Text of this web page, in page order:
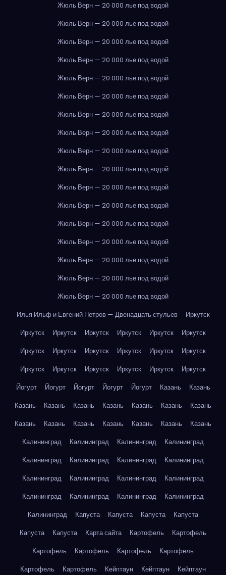
Жюль Верн — 20 000 лье под водой
Жюль Верн — 20 000 лье под водой
Жюль Верн — 20 000 лье под водой
Жюль Верн — 20 000 лье под водой
Жюль Верн — 20 000 лье под водой
Жюль Верн — 20 000 лье под водой
Жюль Верн — 20 000 лье под водой
Жюль Верн — 20 000 лье под водой
Жюль Верн — 20 000 лье под водой
Жюль Верн — 20 000 лье под водой
Жюль Верн — 20 000 лье под водой
Жюль Верн — 20 000 лье под водой
Жюль Верн — 20 000 лье под водой
Жюль Верн — 20 000 лье под водой
Жюль Верн — 20 000 лье под водой
Жюль Верн — 20 000 лье под водой
Жюль Верн — 20 000 лье под водой
Илья Ильф и Евгений Петров — Двенадцать стульев
Иркутск
Иркутск
Иркутск Иркутск Иркутск Иркутск
Иркутск
Иркутск
Иркутск Иркутск Иркутск Иркутск
Иркутск
Иркутск
Иркутск Иркутск Иркутск Иркутск
Иркутск
Йогурт
Йогурт Йогурт Йогурт Йогурт Казань
Казань
Казань
Казань Казань Казань Казань Казань
Казань
Казань
Казань Казань Казань Казань Казань
Казань
Калининград
Калининград Калининград
Калининград
Калининград
Калининград Калининград
Калининград
Калининград
Калининград Калининград
Калининград
Калининград
Калининград Калининград
Калининград
Калининград
Капуста Капуста Капуста
Капуста
Капуста
Капуста Карта сайта Картофель
Картофель
Картофель
Картофель Картофель
Картофель
Картофель
Картофель Кейптаун Кейптаун
Кейптаун